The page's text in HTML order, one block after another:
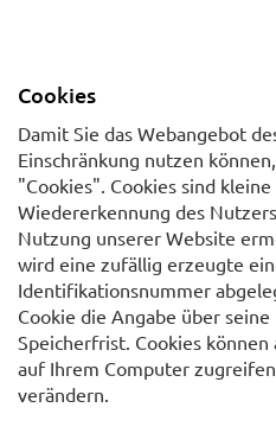
Cookies
Damit Sie das Webangebot
Einschränkung nutzen
"Cookies". Cookies sind
Wiedererkennung des
Nutzung unserer Website
wird eine zufällig erzeugte
Identifikationsnummer
Cookie die Angabe über
Speicherfrist. Cookies
auf Ihrem Computer
verändern.